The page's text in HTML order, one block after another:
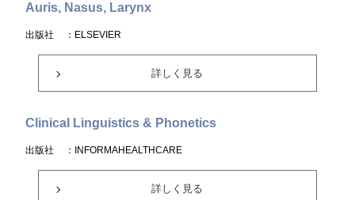
Auris, Nasus, Larynx
出版社 ：ELSEVIER
詳しく見る
Clinical Linguistics & Phonetics
出版社 ：INFORMAHEALTHCARE
詳しく見る